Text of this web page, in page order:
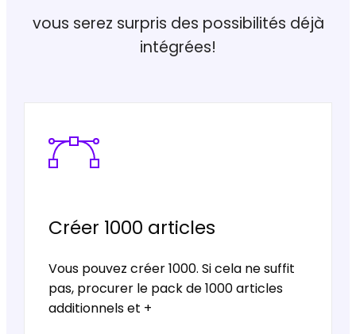
vous serez surpris des possibilités déjà
intégrées!
Créer 1000 articles
Vous pouvez créer 1000. Si cela ne suffit
pas, procurer le pack de 1000 articles
additionnels et +